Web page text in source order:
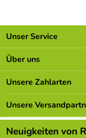
Unser Service
Kontakt
Batterieverordnung
Newsletter
Lieferbedingungen
Kundenlogin
Über uns
Unsere Bestseller
Marken
Neu
Angebote
Unsere Zahlarten
Unsere
Neuigkeiten von